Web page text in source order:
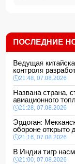
ПОСЛЕДНИЕ
Ведущая
контроля
21:48, 07.08.2026
Названа страна,
авиационного
21:28, 07.08.2026
Эрдоган:
обороне открыто
21:16, 07.08.2026
В Индии тигр
21:00, 07.08.2026